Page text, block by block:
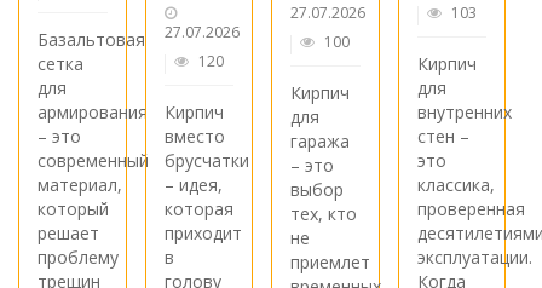
Базальтовая
сетка
для
армирования
– это
современный
материал,
который
решает
проблему
трещин
27.07.2026
120
Кирпич
вместо
брусчатки
– идея,
которая
приходит
в
голову
27.07.2026
100
Кирпич
для
гаража
– это
выбор
тех, кто
не
приемлет
103
Кирпич
для
внутренних
стен –
это
классика,
проверенная
эксплуатации.
Когда